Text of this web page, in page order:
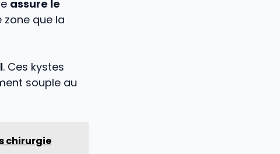
assure le
zone que la
. Ces kystes
souple au
chirurgie